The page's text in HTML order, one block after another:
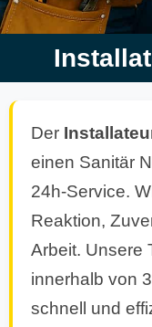
Der
einen Sanitär
24h-Service.
Reaktion,
Arbeit. Unsere
innerhalb von
schnell und